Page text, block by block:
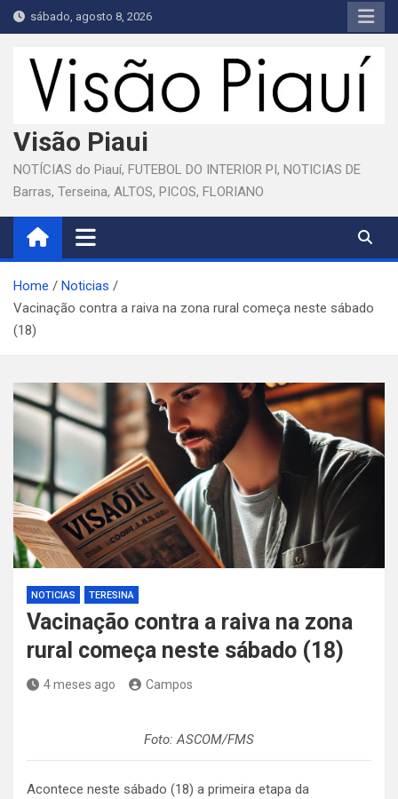
Skip
to
sábado, agosto 8, 2026
Visão Piaui
NOTÍCIAS do Piauí, FUTEBOL DO INTERIOR PI, NOTICIAS DE
Barras, Terseina, ALTOS, PICOS, FLORIANO
Home
Noticias
Vacinação contra a raiva na zona rural começa neste sábado
(18)
NOTICIAS TERESINA
Vacinação contra a raiva na zona
rural começa neste sábado (18)
4 meses ago Campos
Foto: ASCOM/FMS
Acontece neste sábado (18) a primeira etapa da